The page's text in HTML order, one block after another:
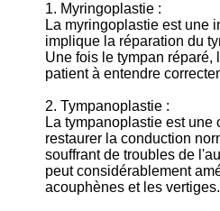
1. Myringoplastie :
La myringoplastie est une
implique la réparation du
Une fois le tympan
patient à entendre
2. Tympanoplastie :
La tympanoplastie est
restaurer la conduction
souffrant de troubles de
peut considérablement
acouphènes et les vertiges.